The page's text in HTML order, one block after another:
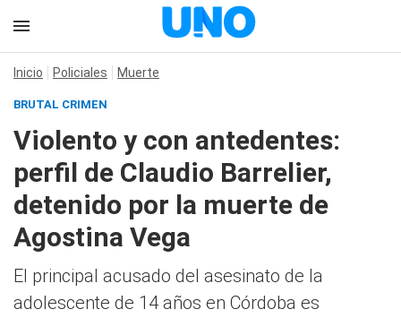
Inicio Policiales Muerte
BRUTAL CRIMEN
Violento y con antedentes:
perfil de Claudio Barrelier,
detenido por la muerte de
Agostina Vega
El principal acusado del asesinato de la
adolescente de 14 años en Córdoba es